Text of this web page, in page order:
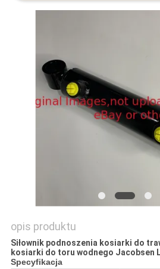
SITEMAP
POLICY
opis produktu
Siłownik podnoszenia kosiarki do
kosiarki do toru wodnego Jacobsen
Specyfikacja